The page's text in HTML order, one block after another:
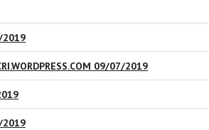
2019
09/07/2019
2019